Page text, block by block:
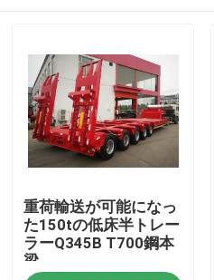
重荷輸送が可能になっ
た150tの低床半トレー
ラーQ345B T700鋼本
梁